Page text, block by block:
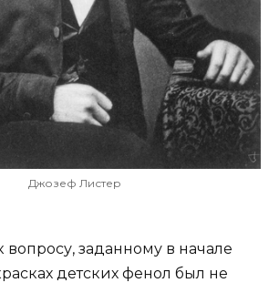
Джозеф Листер
вопросу, заданному в начале
детских фенол был не